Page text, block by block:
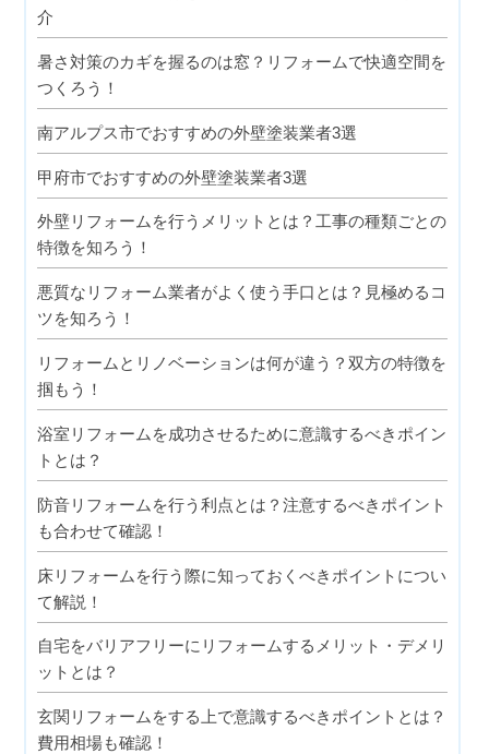
介
暑さ対策のカギを握るのは窓？リフォームで快適空間を
つくろう！
南アルプス市でおすすめの外壁塗装業者3選
甲府市でおすすめの外壁塗装業者3選
外壁リフォームを行うメリットとは？工事の種類ごとの
特徴を知ろう！
悪質なリフォーム業者がよく使う手口とは？見極めるコ
ツを知ろう！
リフォームとリノベーションは何が違う？双方の特徴を
掴もう！
浴室リフォームを成功させるために意識するべきポイン
トとは？
防音リフォームを行う利点とは？注意するべきポイント
も合わせて確認！
床リフォームを行う際に知っておくべきポイントについ
て解説！
自宅をバリアフリーにリフォームするメリット・デメリ
ットとは？
玄関リフォームをする上で意識するべきポイントとは？
費用相場も確認！